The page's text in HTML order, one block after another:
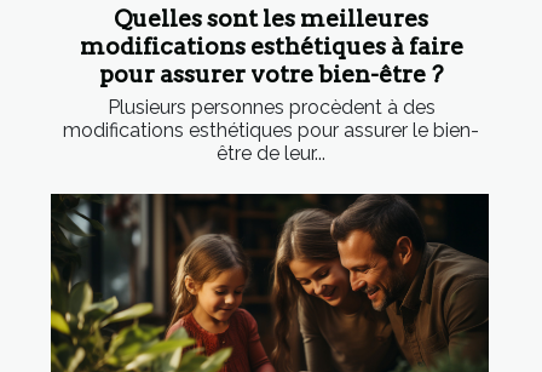
Quelles sont les meilleures
modifications esthétiques à faire
pour assurer votre bien-être ?
Plusieurs personnes procèdent à des
modifications esthétiques pour assurer le bien-
être de leur...